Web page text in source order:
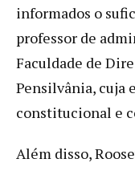
informados o
professor de
Faculdade de
Pensilvânia,
constitucional e
Além disso,